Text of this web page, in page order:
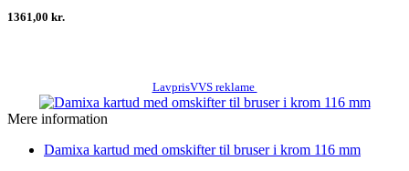
1361,00 kr.
LavprisVVS reklame
Mere information
Damixa kartud med omskifter til bruser i krom 116 mm